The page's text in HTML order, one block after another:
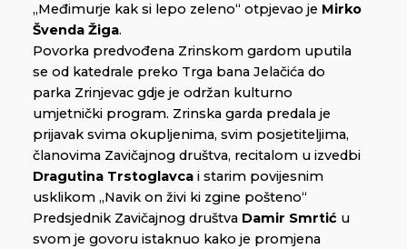
„Međimurje kak si lepo zeleno“ otpjevao je Mirko
Švenda Žiga.
Povorka predvođena Zrinskom gardom uputila
se od katedrale preko Trga bana Jelačića do
parka Zrinjevac gdje je održan kulturno
umjetnički program. Zrinska garda predala je
prijavak svima okupljenima, svim posjetiteljima,
članovima Zavičajnog društva, recitalom u izvedbi
Dragutina Trstoglavca i starim povijesnim
usklikom „Navik on živi ki zgine pošteno“
Predsjednik Zavičajnog društva Damir Smrtić u
svom je govoru istaknuo kako je promjena